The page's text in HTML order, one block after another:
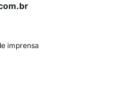
imprensa